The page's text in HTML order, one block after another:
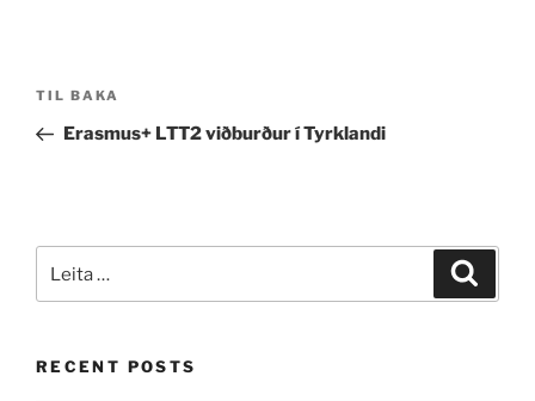
Fyrri
færsla
TIL BAKA
Erasmus+ LTT2 viðburður í Tyrklandi
eftir:
RECENT POSTS